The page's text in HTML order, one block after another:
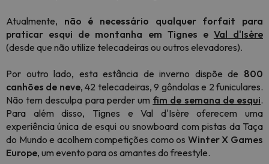
Atualmente, não é necessário qualquer forfait para
praticar esqui de montanha em Tignes e Val d'Isère
(desde que não utilize telecadeiras ou outros elevadores).
Por outro lado, esta estância de inverno dispõe de 800
canhões de neve, 42 telecadeiras, 9 gôndolas e 2 funiculares.
Não tem desculpa para perder um fim de semana de esqui.
Para além disso, Tignes e Val d'Isère oferecem uma
experiência única de esqui ou snowboard com pistas da Taça
do Mundo e acolhem competições como os Winter X Games
Europe, um evento para os amantes do freestyle.